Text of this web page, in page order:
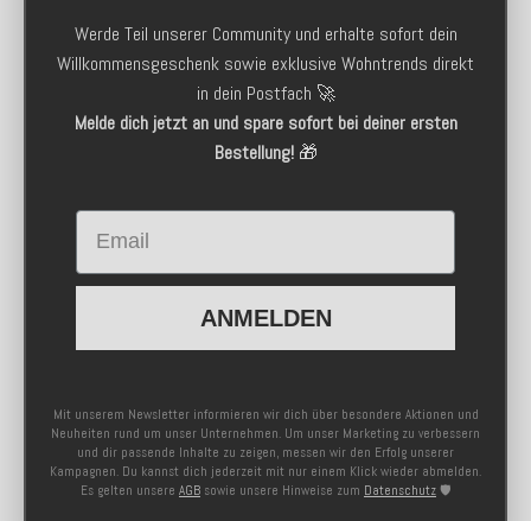
Werde Teil unserer Community und erhalte sofort dein
Willkommensgeschenk sowie exklusive Wohntrends direkt
in dein Postfach 🚀
Melde dich jetzt an und spare sofort bei deiner ersten
Bestellung!🎁
Email
ANMELDEN
Mit unserem Newsletter informieren wir dich über besondere Aktionen und
Neuheiten rund um unser Unternehmen. Um unser Marketing zu verbessern
und dir passende Inhalte zu zeigen, messen wir den Erfolg unserer
Kampagnen. Du kannst dich jederzeit mit nur einem Klick wieder abmelden.
Es gelten unsere AGB sowie unsere Hinweise zum Datenschutz 🛡️